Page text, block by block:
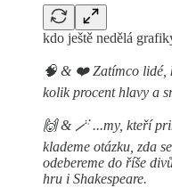
kdo ještě nedělá
🧠 & ❤️ Zatímco lidé,
kolik procent hlavy a
🙌 & 🪄 ...my, kteří
klademe otázku, zda
odebereme do říše
hru i Shakespeare.